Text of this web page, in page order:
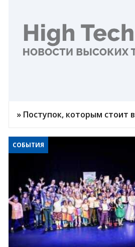
» Поступок, которым стоит
СОБЫТИЯ